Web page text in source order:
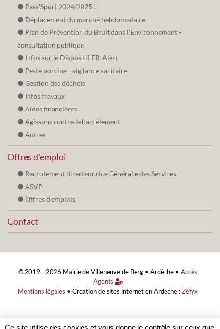
Pass'Sport 2024/2025 !
Déplacement du marché hebdomadaire
Plan de Prévention du Bruit dans l'Environnement -
consultation publique
Infos sur le Dispositif FR-Alert
Peste porcine - vigilance sanitaire
Gestion des déchets
Infos travaux
Aides financières
Agissons contre le harcèlement
Autres
Offres d'emploi
Recrutement directeur.rice Général.e des Services
ASVP
Offres d'emplois
Contact
© 2019 - 2026 Mairie de Villeneuve de Berg •Ardèche •Accès
Agents
Mentions légales •Creation de sites internet en Ardeche : Zéfyx
Ce site utilise des cookies et vous donne le contrôle sur ceux que